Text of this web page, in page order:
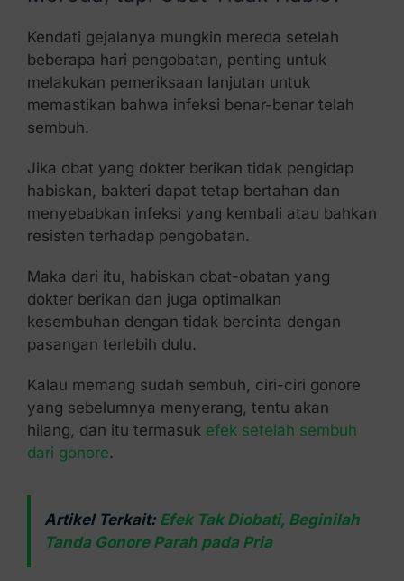
Kendati gejalanya mungkin mereda setelah
beberapa hari pengobatan, penting untuk
melakukan pemeriksaan lanjutan untuk
memastikan bahwa infeksi benar-benar telah
sembuh.
Jika obat yang dokter berikan tidak pengidap
habiskan, bakteri dapat tetap bertahan dan
menyebabkan infeksi yang kembali atau bahkan
resisten terhadap pengobatan.
Maka dari itu, habiskan obat-obatan yang
dokter berikan dan juga optimalkan
kesembuhan dengan tidak bercinta dengan
pasangan terlebih dulu.
Kalau memang sudah sembuh, ciri-ciri gonore
yang sebelumnya menyerang, tentu akan
hilang, dan itu termasuk efek setelah sembuh
dari gonore.
Artikel Terkait: Efek Tak Diobati, Beginilah
Tanda Gonore Parah pada Pria